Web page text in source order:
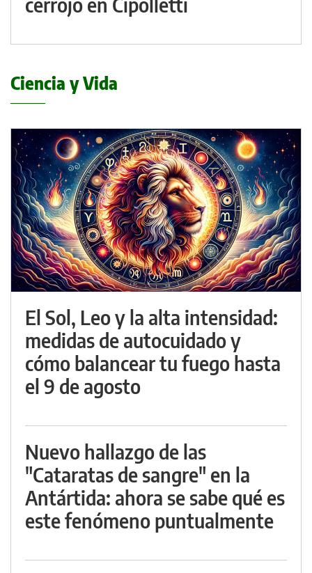
Ciencia y Vida
El Sol, Leo y la alta intensidad:
medidas de autocuidado y
cómo balancear tu fuego hasta
el 9 de agosto
Nuevo hallazgo de las
"Cataratas de sangre" en la
Antártida: ahora se sabe qué es
este fenómeno puntualmente